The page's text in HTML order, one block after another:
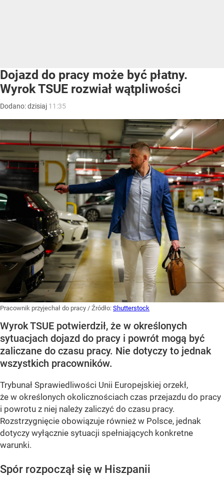
Dojazd do pracy może być płatny.
Wyrok TSUE rozwiał wątpliwości
Dodano:dzisiaj 11:35
Pracownik przyjechał do pracy / Źródło: Shutterstock
Wyrok TSUE potwierdził, że w określonych
sytuacjach dojazd do pracy i powrót mogą być
zaliczane do czasu pracy. Nie dotyczy to jednak
wszystkich pracowników.
Trybunał Sprawiedliwości Unii Europejskiej orzekł,
że w określonych okolicznościach czas przejazdu do pracy
i powrotu z niej należy zaliczyć do czasu pracy.
Rozstrzygnięcie obowiązuje również w Polsce, jednak
dotyczy wyłącznie sytuacji spełniających konkretne
warunki.
Spór rozpoczął się w Hiszpanii